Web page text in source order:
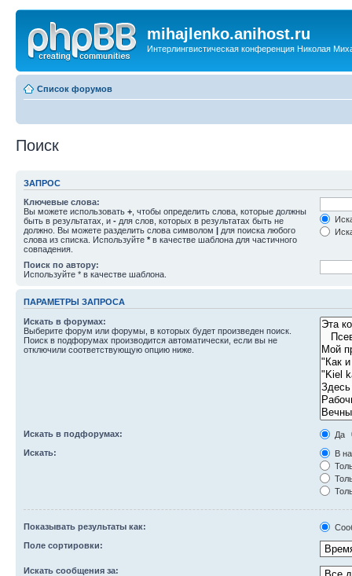
mihajlenko.anihost.ru
Интерлингвистическая конференция Николая
Список форумов
Поиск
ЗАПРОС
Ключевые слова:
Вы можете использовать + , чтобы определить слова, которые должны
быть в результатах, и - для слов, которых в результатах быть не
должно. Вы можете разделить слова символом | для поиска любого
слова из списка. Используйте * в качестве шаблона для частичного
совпадения.
Поиск по автору:
Используйте * в качестве шаблона.
ПАРАМЕТРЫ ЗАПРОСА
Искать в форумах:
Выберите форум или форумы, в которых будет произведен поиск.
Поиск в подфорумах производится автоматически, если вы не
отключили соответствующую опцию ниже.
Искать в подфорумах:
Да
Искать:
В
Показывать результаты как:
Поле сортировки:
Искать сообщения за: